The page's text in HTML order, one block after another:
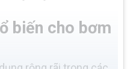
biến cho bơm